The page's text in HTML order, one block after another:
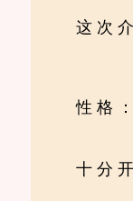
这次
性格：
十分